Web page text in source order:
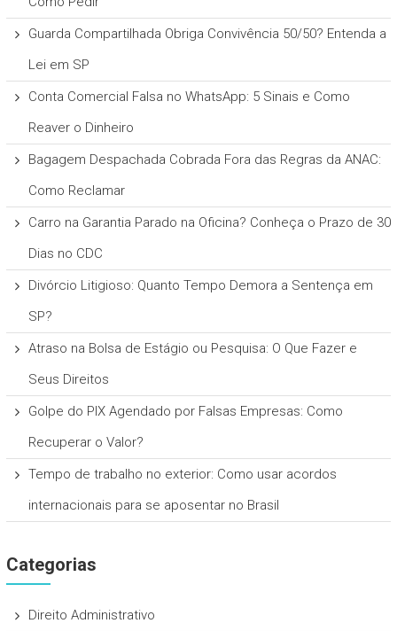
Guarda Compartilhada Obriga Convivência 50/50? Entenda a
Lei em SP
Conta Comercial Falsa no WhatsApp: 5 Sinais e Como
Reaver o Dinheiro
Bagagem Despachada Cobrada Fora das Regras da ANAC:
Como Reclamar
Carro na Garantia Parado na Oficina? Conheça o Prazo de 30
Dias no CDC
Divórcio Litigioso: Quanto Tempo Demora a Sentença em
SP?
Atraso na Bolsa de Estágio ou Pesquisa: O Que Fazer e
Seus Direitos
Golpe do PIX Agendado por Falsas Empresas: Como
Recuperar o Valor?
Tempo de trabalho no exterior: Como usar acordos
internacionais para se aposentar no Brasil
Categorias
Direito Administrativo